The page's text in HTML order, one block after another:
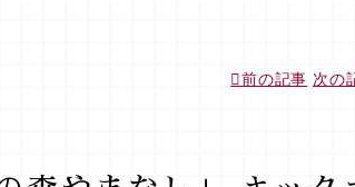
前の記事 次の